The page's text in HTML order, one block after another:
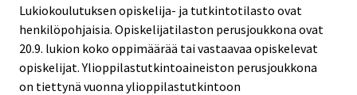
Lukiokoulutuksen opiskelija- ja tutkintotilasto ovat
henkilöpohjaisia. Opiskelijatilaston perusjoukkona ovat
20.9. lukion koko oppimäärää tai vastaavaa opiskelevat
opiskelijat. Ylioppilastutkintoaineiston perusjoukkona
on tiettynä vuonna ylioppilastutkintoon